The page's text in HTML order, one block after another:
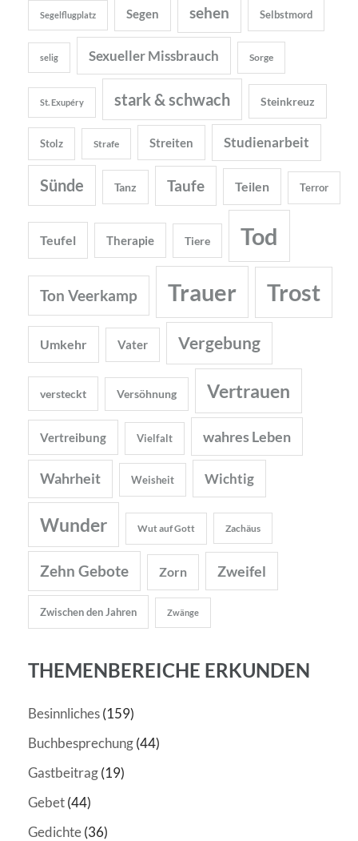
Segelflugplatz Segen sehen Selbstmord
selig Sexueller Missbrauch Sorge
St. Exupéry stark & schwach Steinkreuz
Stolz Strafe Streiten Studienarbeit
Sünde Tanz Taufe Teilen Terror
Teufel Therapie Tiere Tod
Ton Veerkamp Trauer Trost
Umkehr Vater Vergebung
versteckt Versöhnung Vertrauen
Vertreibung Vielfalt wahres Leben
Wahrheit Weisheit Wichtig
Wunder Wut auf Gott Zachäus
Zehn Gebote Zorn Zweifel
Zwischen den Jahren Zwänge
THEMENBEREICHE ERKUNDEN
Besinnliches(159)
Buchbesprechung(44)
Gastbeitrag(19)
Gebet(44)
Gedichte(36)